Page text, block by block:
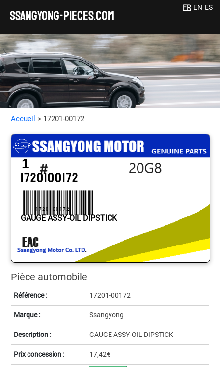
SSANGYONG-pieces.com
FR EN ES
Accueil > 17201-00172
Pièce automobile
Référence : 17201-00172
Marque : Ssangyong
Description : GAUGE ASSY-OIL DIPSTICK
Prix concession : 17,42€
1
1720100172
1720100172
GAUGE ASSY-OIL DIPSTICK